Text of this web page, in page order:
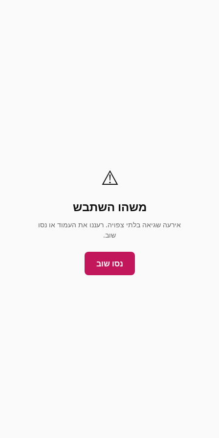
⚠️
משהו השתבש
אירעה שגיאה בלתי צפויה. רעננו את העמוד או נסו
שוב.
נסו שוב